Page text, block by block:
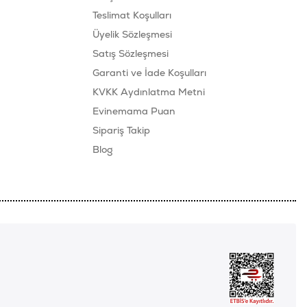
Teslimat Koşulları
Üyelik Sözleşmesi
Satış Sözleşmesi
Garanti ve İade Koşulları
KVKK Aydınlatma Metni
Evinemama Puan
Sipariş Takip
Blog